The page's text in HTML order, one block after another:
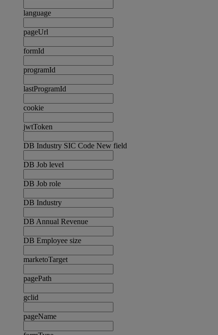
language
pageUrl
formId
programId
lastProgramId
cookie
jwtToken
DB Industry SIC Code New field
DB Job level
DB Job role
DB Industry
DB Annual Revenue
DB Employee size
marketoTarget
pagePath
gclid
pageName